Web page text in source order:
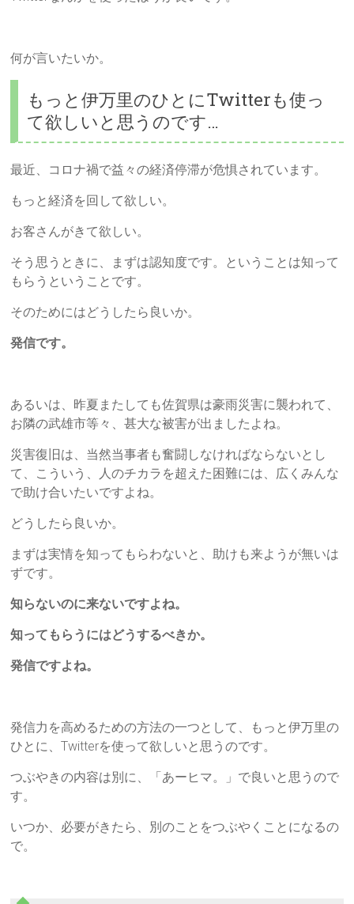
何が言いたいか。
もっと伊万里のひとにTwitterも使っ
て欲しいと思うのです…
最近、コロナ禍で益々の経済停滞が危惧されています。
もっと経済を回して欲しい。
お客さんがきて欲しい。
そう思うときに、まずは認知度です。ということは知って
もらうということです。
そのためにはどうしたら良いか。
発信です。
あるいは、昨夏またしても佐賀県は豪雨災害に襲われて、
お隣の武雄市等々、甚大な被害が出ましたよね。
災害復旧は、当然当事者も奮闘しなければならないとし
て、こういう、人のチカラを超えた困難には、広くみんな
で助け合いたいですよね。
どうしたら良いか。
まずは実情を知ってもらわないと、助けも来ようが無いは
ずです。
知らないのに来ないですよね。
知ってもらうにはどうするべきか。
発信ですよね。
発信力を高めるための方法の一つとして、もっと伊万里の
ひとに、Twitterを使って欲しいと思うのです。
つぶやきの内容は別に、「あーヒマ。」で良いと思うので
す。
いつか、必要がきたら、別のことをつぶやくことになるの
で。